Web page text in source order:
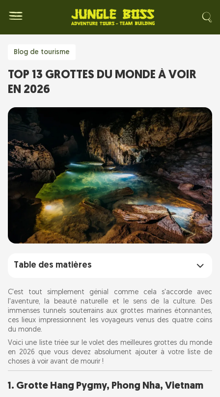
Blog de tourisme
TOP 13 GROTTES DU MONDE À VOIR
EN 2026
Table des matières
1. Grotte Hang Pygmy, Phong Nha, Vietnam
2. Grottes de glace de Mendenhall, Alaska,
États-Unis
3. Grottes de Waitomo, Nouvelle-Zélande
C'est tout simplement génial comme cela s'accorde avec
l'aventure, la beauté naturelle et le sens de la culture. Des
immenses tunnels souterrains aux grottes marines étonnantes,
ces lieux impressionnent les voyageurs venus des quatre coins
du monde.
Voici une liste triée sur le volet des meilleures grottes du monde
en 2026 que vous devez absolument ajouter à votre liste de
choses à voir avant de mourir !
1. Grotte Hang Pygmy, Phong Nha, Vietnam